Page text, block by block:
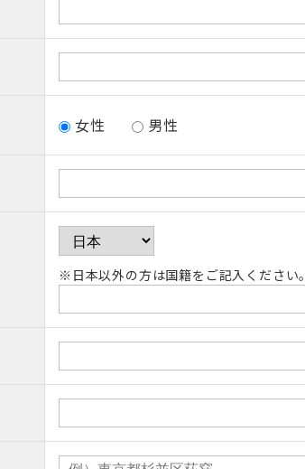
女性 男性
※日本以外の方は国籍をご記入ください。